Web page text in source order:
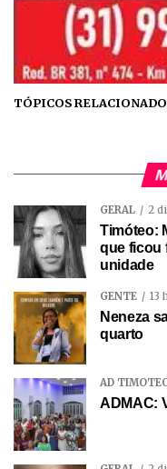
TÓPICOS
GERAL 2
Timóteo:
que ficou
unidade
GENTE 13
Neneza
quarto
AD
ADMAC: